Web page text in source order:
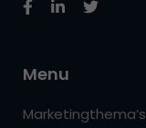
Menu
Marketingthema’s